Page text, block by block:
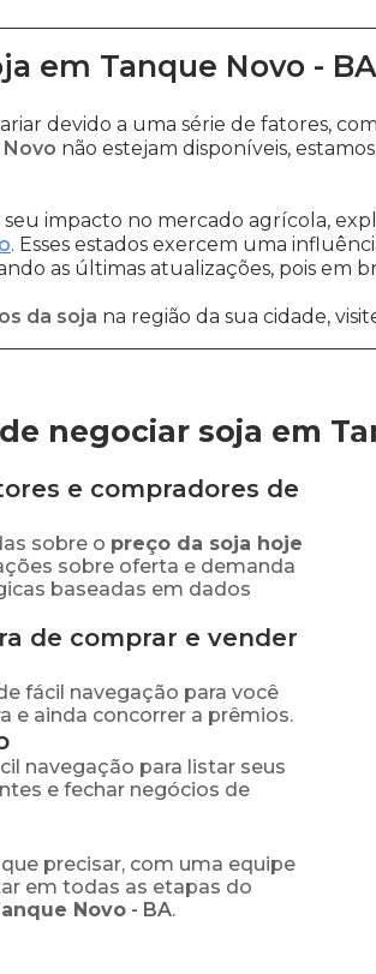
em Tanque Novo - BA
devido a uma série de fatores,
não estejam disponíveis,
impacto no mercado agrícola,
. Esses estados exercem uma
as últimas atualizações, pois em
da soja na região da sua cidade,
negociar soja em
e compradores de
sobre o preço da soja hoje
sobre oferta e demanda
baseadas em dados
de comprar e vender
fácil navegação para você
e ainda concorrer a prêmios.
navegação para listar seus
e fechar negócios de
precisar, com uma equipe
em todas as etapas do
Novo - BA.